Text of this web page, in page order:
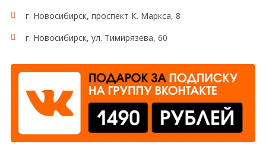
за сутки.
г. Новосибирск, проспект К. Маркса, 8
г. Новосибирск, ул. Тимирязева, 60